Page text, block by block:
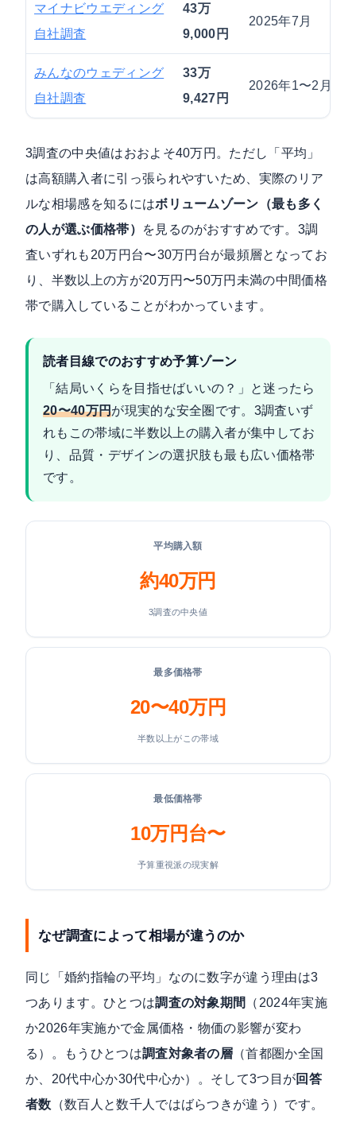
マイナビウエディング
自社調査
43万
9,000円
2025年7月
みんなのウェディング
自社調査
33万
9,427円
2026年1〜2月
3調査の中央値はおおよそ40万円。ただし「平均」
は高額購入者に引っ張られやすいため、実際のリア
ルな相場感を知るにはボリュームゾーン（最も多く
の人が選ぶ価格帯）
を見るのがおすすめです。3調
査いずれも20万円台〜30万円台が最頻層となってお
り、半数以上の方が20万円〜50万円未満の中間価格
帯で購入していることがわかっています。
読者目線でのおすすめ予算ゾーン
「結局いくらを目指せばいいの？」と迷ったら
20〜40万円が現実的な安全圏です。3調査いず
れもこの帯域に半数以上の購入者が集中してお
り、品質・デザインの選択肢も最も広い価格帯
です。
平均購入額
約40万円
3調査の中央値
最多価格帯
20〜40万円
半数以上がこの帯域
最低価格帯
10万円台〜
予算重視派の現実解
なぜ調査によって相場が違うのか
同じ「婚約指輪の平均」なのに数字が違う理由は3
つあります。ひとつは調査の対象期間
（2024年実施
か2026年実施かで金属価格・物価の影響が変わ
る）。もうひとつは調査対象者の層 （首都圏か全国
か、20代中心か30代中心か）。そして3つ目が回答
者数 （数百人と数千人ではばらつきが違う）です。